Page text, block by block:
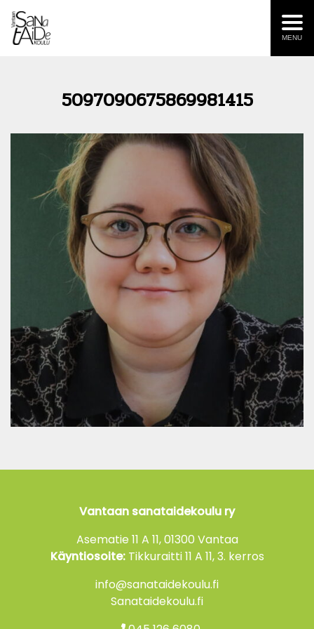
MENU
5097090675869981415
Vantaan sanataidekoulu ry
Asematie 11 A 11, 01300 Vantaa
Käyntiosoite:Tikkuraitti 11 A 11, 3. kerros
info@sanataidekoulu.fi
Sanataidekoulu.fi